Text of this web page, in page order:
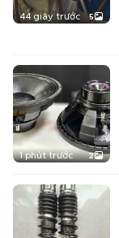
44 giây trước 5
1 phút trước 2